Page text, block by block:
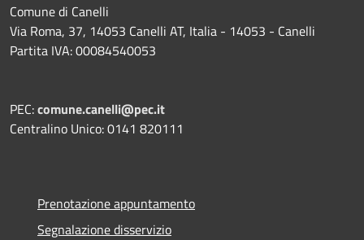
Comune di Canelli
Via Roma, 37, 14053 Canelli AT, Italia - 14053 - Canelli
Partita IVA: 00084540053
PEC:comune.canelli@pec.it
Centralino Unico: 0141 820111
Prenotazione appuntamento
Segnalazione disservizio